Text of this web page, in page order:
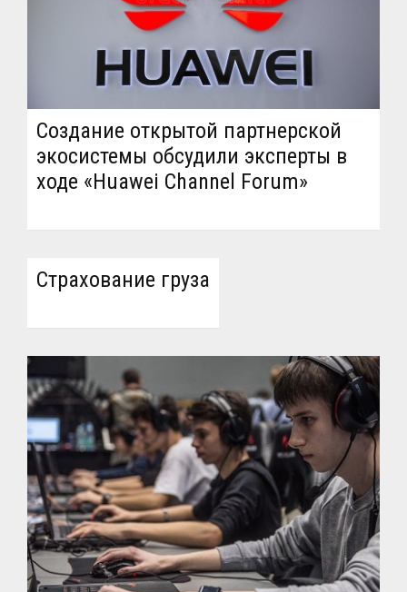
Создание открытой партнерской
экосистемы обсудили эксперты в
ходе «Huawei Channel Forum»
Страхование груза